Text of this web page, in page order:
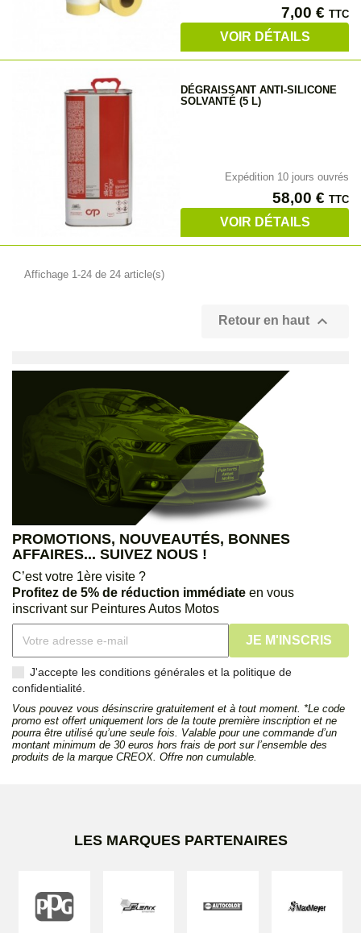
Prix
7,00 € TTC
VOIR DÉTAILS
DÉGRAISSANT ANTI-SILICONE
SOLVANTÉ (5 L)
Expédition 10 jours ouvrés
Prix
58,00 € TTC
VOIR DÉTAILS
Affichage 1-24 de 24 article(s)
Retour en haut 
PROMOTIONS, NOUVEAUTÉS, BONNES
AFFAIRES... SUIVEZ NOUS !
C’est votre 1ère visite ?
Profitez de 5% de réduction immédiate en vous
inscrivant sur Peintures Autos Motos
J'accepte les conditions générales et la politique de
confidentialité.
Vous pouvez vous désinscrire gratuitement et à tout moment. *Le code
promo est offert uniquement lors de la toute première inscription et ne
pourra être utilisé qu’une seule fois. Valable pour une commande d’un
montant minimum de 30 euros hors frais de port sur l’ensemble des
produits de la marque CREOX. Offre non cumulable.
LES MARQUES PARTENAIRES